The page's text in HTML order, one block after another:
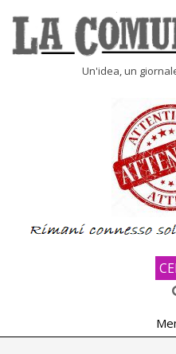
content
Un'idea, un
Navigation